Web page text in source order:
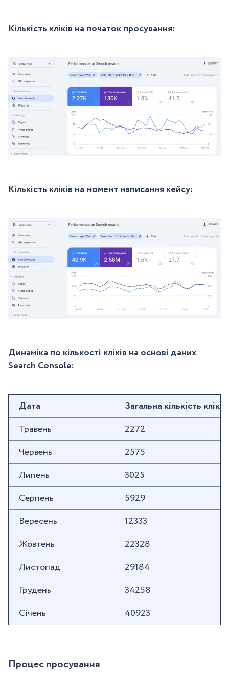
Кількість кліків на початок просування:
Кількість кліків на момент написання кейсу:
Динаміка по кількості кліків на основі даних
Search Console:
Дата
Загальна кількість кліків
Травень
2272
Червень
2575
Липень
3025
Серпень
5929
Вересень
12333
Жовтень
22328
Листопад
29184
Грудень
34258
Січень
40923
Процес просування